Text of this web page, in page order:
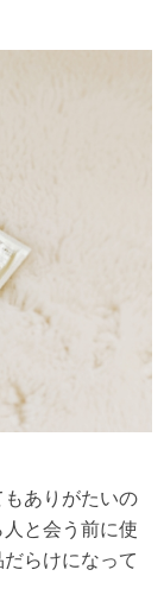
ありがたいの
と会う前に使
らけになって